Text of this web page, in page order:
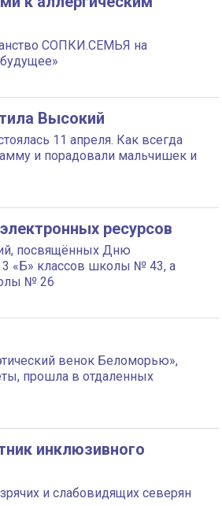
СОПКИ.СЕМЬЯ на
Высокий
11 апреля. Как всегда
и порадовали мальчишек и
ресурсов
посвящённых Дню
3 «Б» классов школы № 43, а
№ 26
венок Беломорью»,
прошла в отдаленных
инклюзивного
и слабовидящих северян